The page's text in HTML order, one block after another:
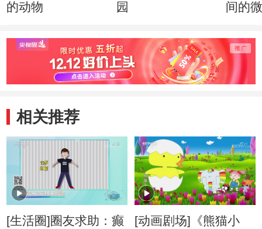
的动物
园
间的
相关推荐
[生活圈]圈友求助：癫
[动画剧场]《熊猫小